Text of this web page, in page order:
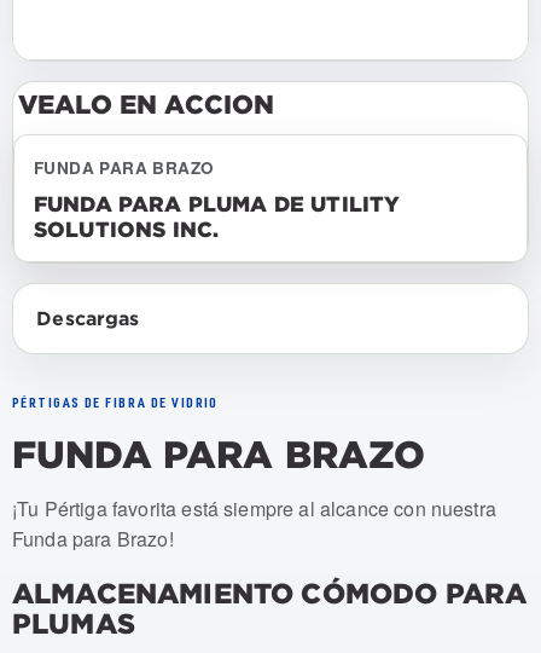
VEALO EN ACCION
FUNDA PARA BRAZO
FUNDA PARA PLUMA DE UTILITY
SOLUTIONS INC.
Descargas
PÉRTIGAS DE FIBRA DE VIDRIO
FUNDA PARA BRAZO
Numeros de articulo: USBC-002
¡Tu Pértiga favorita está siempre al alcance con nuestra
Funda para Brazo!
ALMACENAMIENTO CÓMODO PARA
PLUMAS